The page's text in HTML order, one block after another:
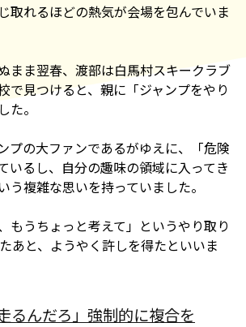
取れるほどの熱気が会場を包んでいま
まま翌春、渡部は白馬村スキークラブ
で見つけると、親に「ジャンプをやり
た。
プの大ファンであるがゆえに、「危険
いるし、自分の趣味の領域に入ってき
う複雑な思いを持っていました。
もうちょっと考えて」というやり取り
あと、ようやく許しを得たといいま
るんだろ」強制的に複合を